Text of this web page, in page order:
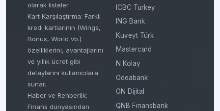
olarak listeler.
Kart Karşılaştırma: Farklı
kredi kartlarının (Wings,
Bonus, World vb.)
özelliklerini, avantajlarını
ve yıllık ücret gibi
detaylarını kullanıcılara
sunar.
Haber ve Rehberlik:
Finans dünyasından
ICBC Turkey
ING Bank
Kuveyt Türk
Mastercard
N Kolay
Odeabank
ON Dijital
QNB Finansbank